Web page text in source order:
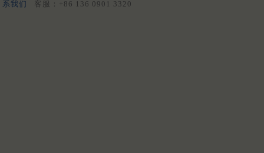
系我们
客服：+86 136 0901 3320